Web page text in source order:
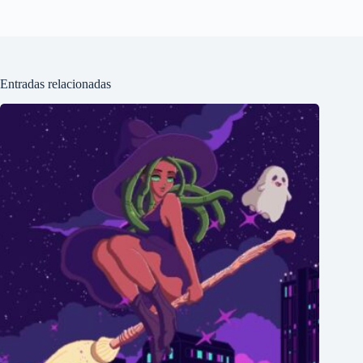
Entradas relacionadas